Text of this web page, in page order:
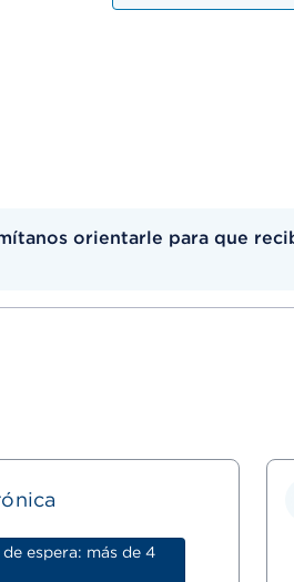
orientarle para que
espera: más de 4